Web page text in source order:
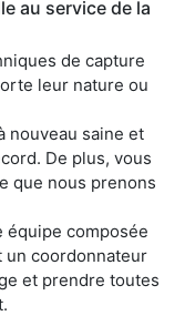
au service de la
de capture
leur nature ou
nouveau saine et
De plus, vous
que nous prenons
équipe composée
un coordonnateur
et prendre toutes